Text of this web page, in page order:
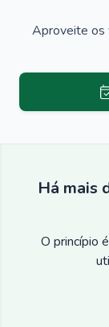
Aproveite os
Há mais
O princípio